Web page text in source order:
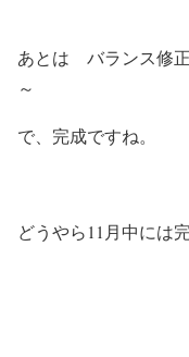
あとは バランス
～
で、完成ですね。
どうやら11月中には